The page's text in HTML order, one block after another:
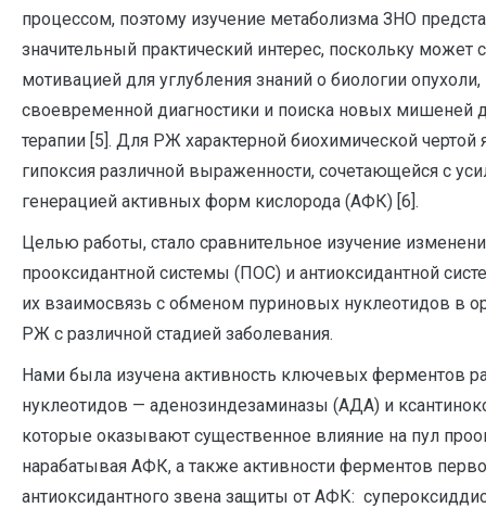
процессом, поэтому изучение метаболизма ЗНО
значительный практический интерес, поскольку может
мотивацией для углубления знаний о биологии
своевременной диагностики и поиска новых мишеней
терапии [5]. Для РЖ характерной биохимической чертой
гипоксия различной выраженности, сочетающейся с
генерацией активных форм кислорода (АФК) [6].
Целью работы, стало сравнительное изучение
прооксидантной системы (ПОС) и антиоксидантной
их взаимосвязь с обменом пуриновых нуклеотидов в
РЖ с различной стадией заболевания.
Нами была изучена активность ключевых ферментов
нуклеотидов — аденозиндезаминазы (АДА) и
которые оказывают существенное влияние на пул
нарабатывая АФК, а также активности ферментов
антиоксидантного звена защиты от АФК: